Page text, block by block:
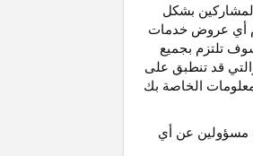
بشكل
أي عروض خدمات
تلتزم بجميع
والتي قد تنطبق على
الخاصة بك
مسؤولين عن أي